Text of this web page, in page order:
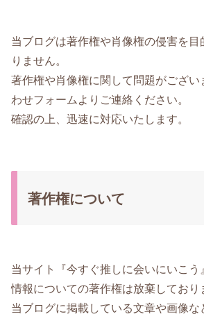
当ブログは著作権や肖像権の侵害を目
りません。
著作権や肖像権に関して問題がござい
わせフォームよりご連絡ください。
確認の上、迅速に対応いたします。
著作権について
当サイト『今すぐ推しに会いにいこう
情報についての著作権は放棄しており
当ブログに掲載している文章や画像な